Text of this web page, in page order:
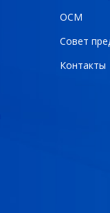
ОСМ
Совет
Контакты